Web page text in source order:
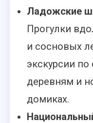
Ладожские
Прогулки
и сосновых
экскурсии
деревням и
домиках.